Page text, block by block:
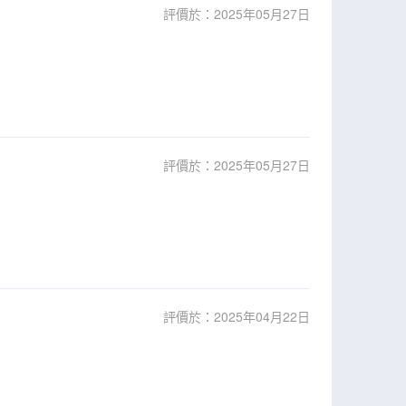
評價於：2025年05月27日
評價於：2025年05月27日
評價於：2025年04月22日